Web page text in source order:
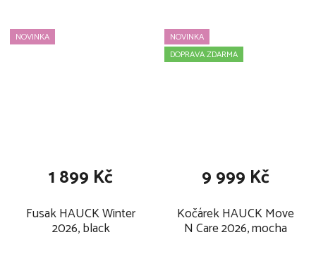
NOVINKA
Fusak HAUCK Winter
2026, black
1 899 Kč
NOVINKA
DOPRAVA ZDARMA
Kočárek HAUCK Move
N Care 2026, mocha
9 999 Kč